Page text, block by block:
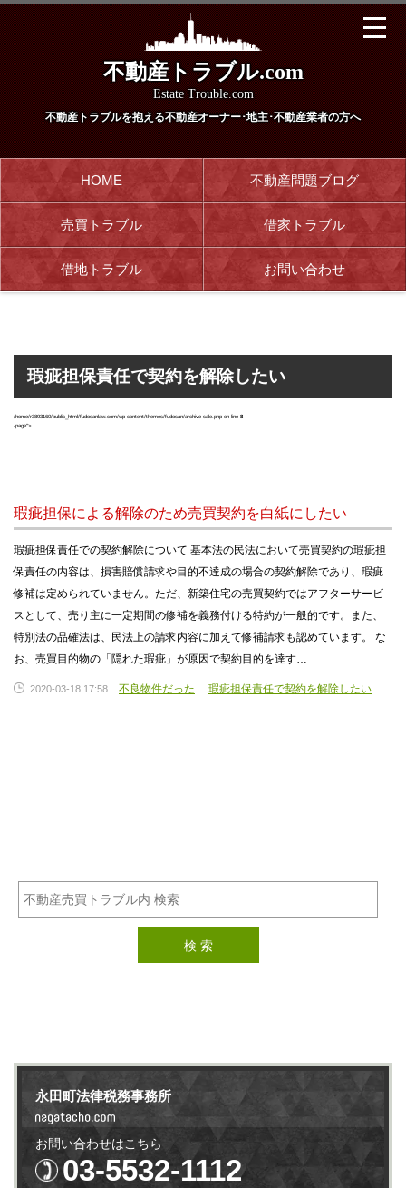
不動産トラブル.com
Estate Trouble.com
不動産トラブルを抱える不動産オーナー･地主･不動産業者の方へ
HOME 不動産問題ブログ
売買トラブル 借家トラブル
借地トラブル お問い合わせ
瑕疵担保責任で契約を解除したい
/home/r3893160/public_html/fudosanlaw.com/wp-content/themes/fudosan/archive-sale.php on line 8
-page">
瑕疵担保による解除のため売買契約を白紙にしたい
瑕疵担保責任での契約解除について 基本法の民法において売買契約の瑕疵担
保責任の内容は、損害賠償請求や目的不達成の場合の契約解除であり、瑕疵
修補は定められていません。ただ、新築住宅の売買契約ではアフターサービ
スとして、売り主に一定期間の修補を義務付ける特約が一般的です。また、
特別法の品確法は、民法上の請求内容に加えて修補請求も認めています。 な
お、売買目的物の「隠れた瑕疵」が原因で契約目的を達す…
2020-03-18 17:58 不良物件だった 瑕疵担保責任で契約を解除したい
永田町法律税務事務所
お問い合わせはこちら
03-5532-1112